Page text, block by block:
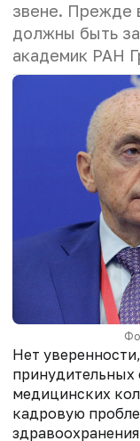
звене. Прежде
должны быть
академик РАН
Нет
принудительных
медицинских
кадровую